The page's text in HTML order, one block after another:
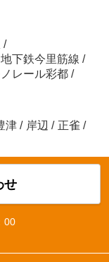
/
地下鉄今里筋線 /
レール彩都 /
津 / 岸辺 / 正雀 /
せ
00